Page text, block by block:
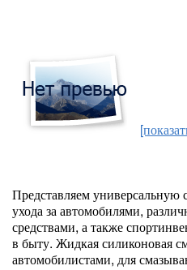
Представляем универсальную
ухода за автомобилями,
средствами, а также
в быту. Жидкая силиконовая
автомобилистами, для